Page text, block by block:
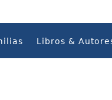
Libros &